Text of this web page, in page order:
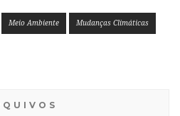
Meio Ambiente Mudanças Climáticas